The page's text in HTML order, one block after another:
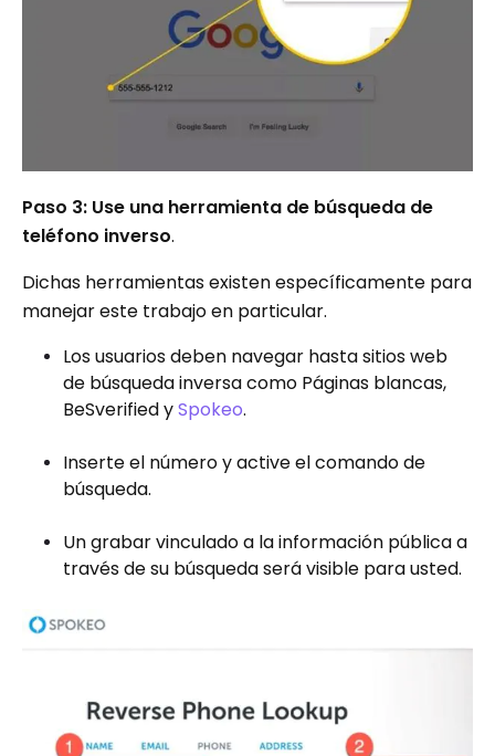
Paso 3: Use una herramienta de búsqueda de
teléfono inverso.
Dichas herramientas existen específicamente para
manejar este trabajo en particular.
Los usuarios deben navegar hasta sitios web
de búsqueda inversa como Páginas blancas,
BeSverified ySpokeo.
Inserte el número y active el comando de
búsqueda.
Un grabar vinculado a la información pública a
través de su búsqueda será visible para usted.